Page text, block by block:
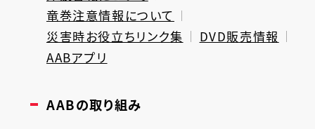
竜巻注意情報について
災害時お役立ちリンク集
DVD販売情報
AABアプリ
AABの取り組み